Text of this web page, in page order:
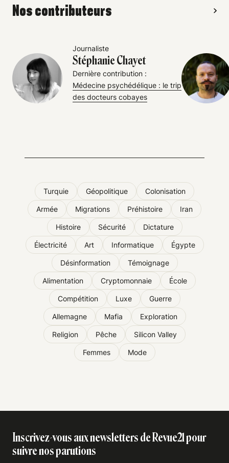
Nos contributeurs
Journaliste
Stéphanie Chayet
Dernière contribution :
Médecine psychédélique : le trip
des docteurs cobayes
Turquie Géopolitique Colonisation
Armée Migrations Préhistoire Iran
Histoire Sécurité Dictature
Électricité Art Informatique Égypte
Désinformation Témoignage
Alimentation Cryptomonnaie École
Compétition Luxe Guerre
Allemagne Mafia Exploration
Religion Pêche Silicon Valley
Femmes Mode
Inscrivez-vous aux newsletters de Revue21 pour
suivre nos parutions